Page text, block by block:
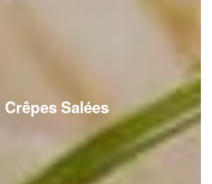
Crêpes Salées